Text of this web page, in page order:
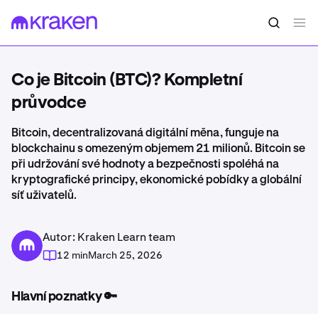
Co je Bitcoin (BTC)? Kompletní
průvodce
Bitcoin, decentralizovaná digitální měna, funguje na
blockchainu s omezeným objemem 21 milionů. Bitcoin se
při udržování své hodnoty a bezpečnosti spoléhá na
kryptografické principy, ekonomické pobídky a globální
síť uživatelů.
Autor: Kraken Learn team
12 minMarch 25, 2026
Hlavní poznatky 🔑